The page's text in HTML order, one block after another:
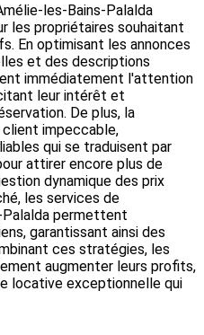
les-Bains-Palalda
les propriétaires souhaitant
En optimisant les annonces
et des descriptions
immédiatement l'attention
leur intérêt et
De plus, la
client impeccable,
qui se traduisent par
attirer encore plus de
dynamique des prix
les services de
Palalda permettent
garantissant ainsi des
ces stratégies, les
augmenter leurs profits,
locative exceptionnelle qui